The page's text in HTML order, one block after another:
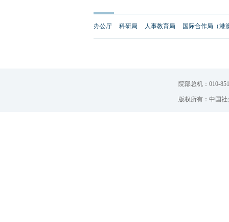
办公厅 科研局 人事教育局 国际合作局（港
院部总机：010-
版权所有：中国